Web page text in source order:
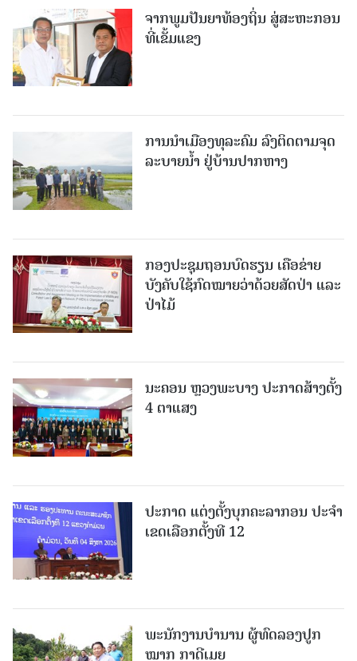
ຈາກພູມປັນຍາທ້ອງຖິ່ນ ສູ່ສະຫະກອນ
ທີ່ເຂັ້ມແຂງ
ການນໍາເມືອງທຸລະຄົມ ລົງຕິດຕາມຈຸດ
ລະບາຍນໍ້າ ຢູ່ບ້ານປາກຫາງ
ກອງປະຊຸມຖອນບົດຮຽນ ເຄືອຂ່າຍ
ບັງຄັບໃຊ້ກົດໝາຍວ່າດ້ວຍສັດປ່າ ແລະ
ປ່າໄມ້
ນະຄອນ ຫຼວງພະບາງ ປະ​ກາດ​ສ້າງ​ຕັ້ງ
4 ຕາແສງ
ປະກາດ ແຕ່ງຕັ້ງບຸກຄະລາກອນ ປະຈໍາ
ເຂດເລືອກຕັ້ງທີ 12
ພະ​ນັກ​ງານ​ບຳ​ນານ ​ຜູ້​ທົດລອງປູກ
ໝາກ ກາດີເມຍ